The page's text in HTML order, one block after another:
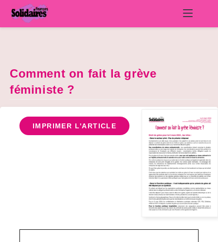
Comment on fait la grève
féministe ?
IMPRIMER L'ARTICLE